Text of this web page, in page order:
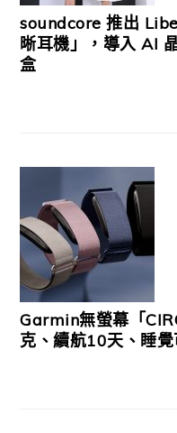
soundcore 推出
晰耳機」，導入 AI
盒
Garmin無螢幕「
克、續航10天、睡